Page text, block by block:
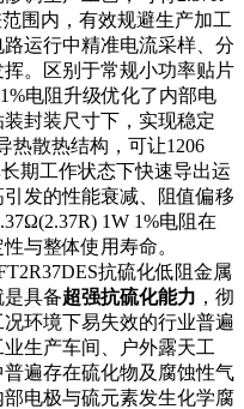
围内，有效规避生产加工
运行中精准电流采样、分
。区别于常规小功率贴片
电阻升级优化了内部电
封装尺寸下，实现稳定
热散热结构，可让1206
期工作状态下快速导出运
发的性能衰减、阻值偏移
1W 1%电阻在
与整体使用寿命。
抗硫化低阻金属
具备超强抗硫化能力 ，彻
环境下易失效的行业普遍
生产车间、户外露天工
遍存在硫化物及腐蚀性气
电极与硫元素发生化学腐